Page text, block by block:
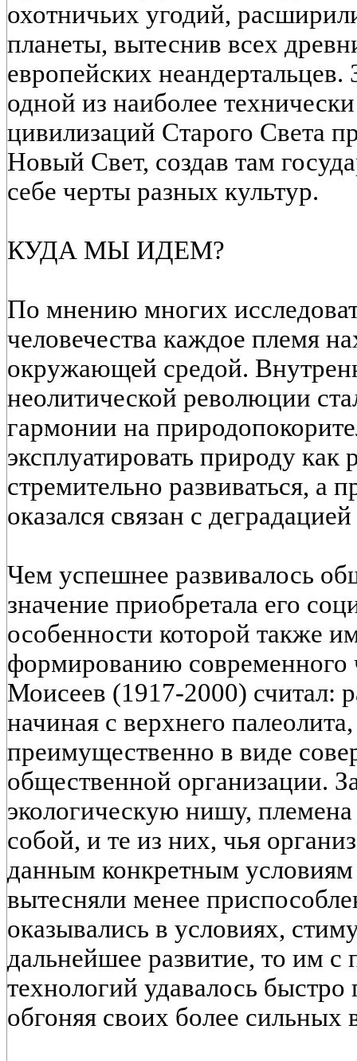
охотничьих угодий,
планеты, вытеснив всех
европейских неандертальцев.
одной из наиболее
цивилизаций Старого Света
Новый Свет, создав там
себе черты разных культур.
КУДА МЫ ИДЕМ?
По мнению многих
человечества каждое племя
окружающей средой.
неолитической революции
гармонии на
эксплуатировать природу как
стремительно развиваться, а
оказался связан с
Чем успешнее развивалось
значение приобретала его
особенности которой также
формированию
Моисеев (1917-2000) считал:
начиная с верхнего
преимущественно в виде
общественной организации.
экологическую нишу,
собой, и те из них, чья
данным конкретным
вытесняли менее
оказывались в условиях,
дальнейшее развитие, то им
технологий удавалось быстро
обгоняя своих более